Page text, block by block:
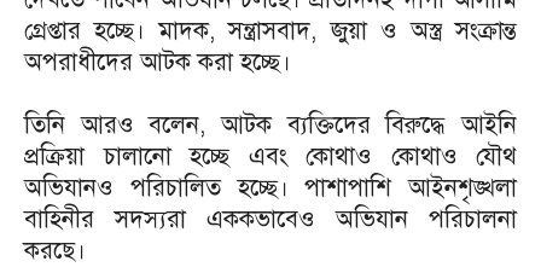
গ্রেপ্তার হচ্ছে। মাদক, সন্ত্রাসবাদ, জুয়া ও অস্ত্র সংক্রান্ত
অপরাধীদের আটক করা হচ্ছে।
তিনি আরও বলেন, আটক ব্যক্তিদের বিরুদ্ধে আইনি
প্রক্রিয়া চালানো হচ্ছে এবং কোথাও কোথাও যৌথ
অভিযানও পরিচালিত হচ্ছে। পাশাপাশি আইনশৃঙ্খলা
বাহিনীর সদস্যরা এককভাবেও অভিযান পরিচালনা
করছে।